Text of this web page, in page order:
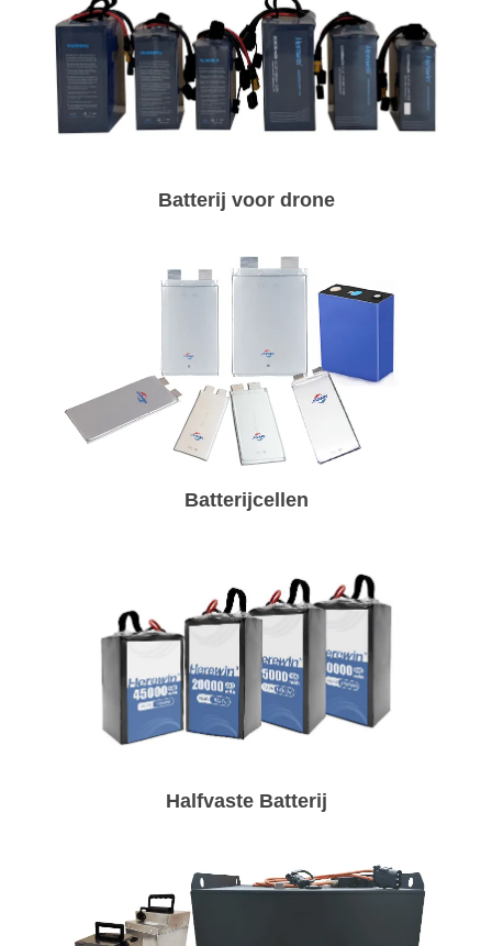
Batterij voor drone
Batterijcellen
Halfvaste Batterij